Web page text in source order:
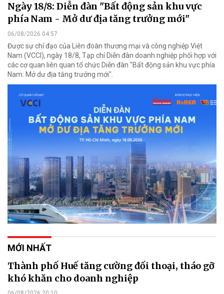
Ngày 18/8: Diễn đàn "Bất động sản khu vực
phía Nam - Mở dư địa tăng trưởng mới"
06/08/2026 04:57
Được sự chỉ đạo của Liên đoàn thương mại và công nghiệp Việt
Nam (VCCI), ngày 18/8, Tạp chí Diễn đàn doanh nghiệp phối hợp với
các cơ quan liên quan tổ chức Diễn đàn "Bất động sản khu vực phía
Nam: Mở dư địa tăng trưởng mới".
MỚI NHẤT
Thành phố Huế tăng cường đối thoại, tháo gỡ
khó khăn cho doanh nghiệp